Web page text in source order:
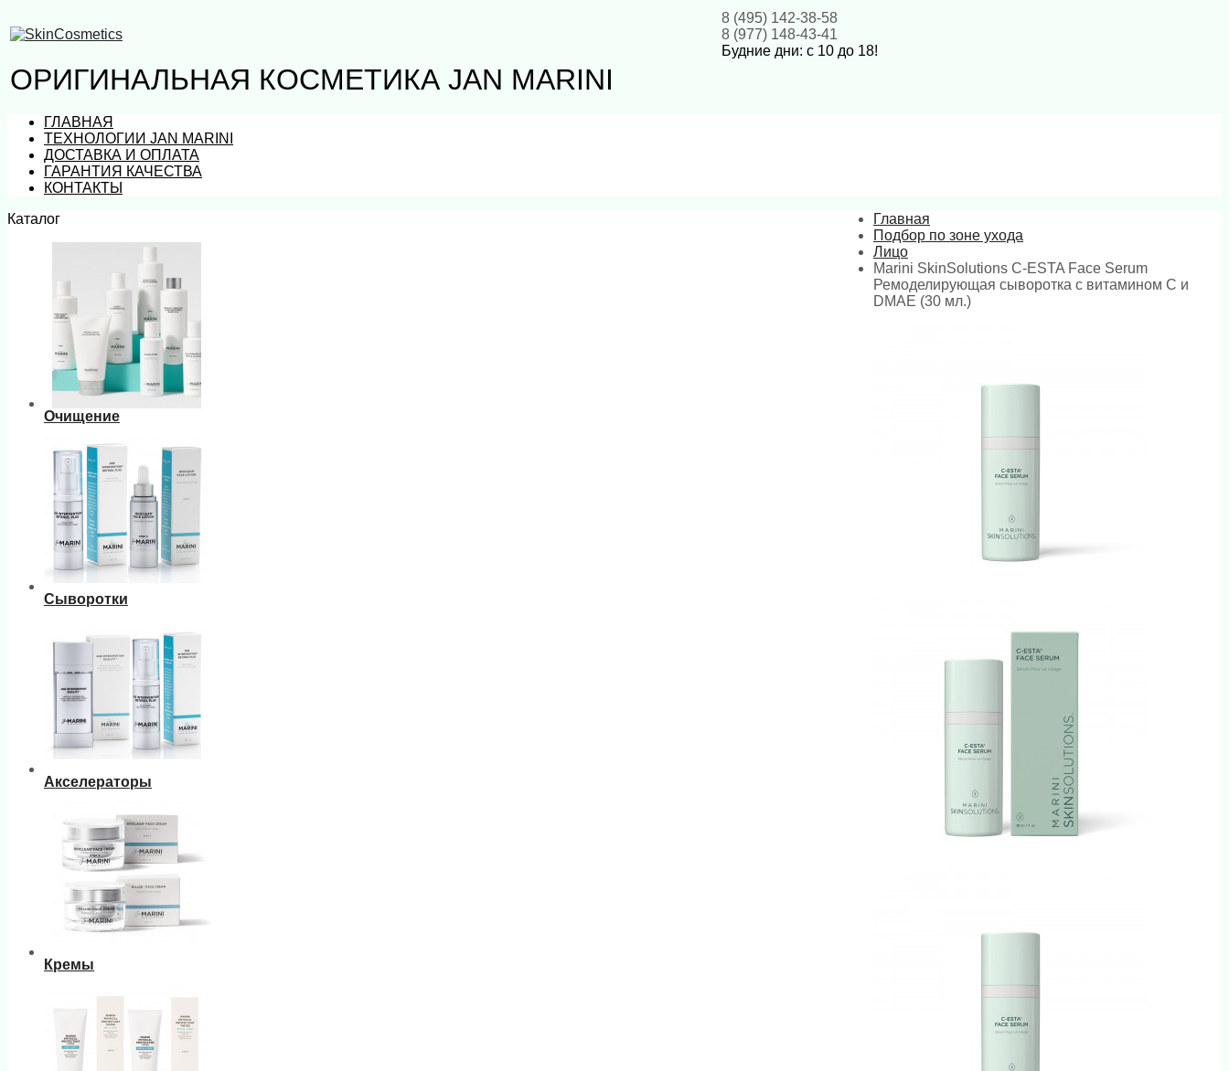
8 (495) 142-38-58
8 (977) 148-43-41
Будние дни: с 10 до 18!
ОРИГИНАЛЬНАЯ КОСМЕТИКА JAN MARINI
ГЛАВНАЯ
ТЕХНОЛОГИИ JAN MARINI
ДОСТАВКА И ОПЛАТА
ГАРАНТИЯ КАЧЕСТВА
КОНТАКТЫ
Каталог
Очищение
Сыворотки
Акселераторы
Кремы
Главная
Подбор по зоне ухода
Лицо
Marini SkinSolutions C-ESTA Face Serum
Ремоделирующая сыворотка с витамином С и
DMAE (30 мл.)